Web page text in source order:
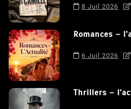
8 Juil 2026
Romances –
6 Juil 2026
Thrillers –